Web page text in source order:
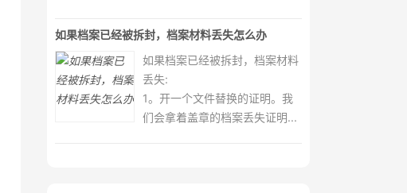
如果档案已经被拆封，档案材料丢失怎么办
如果档案已经被拆封，档案材料
丢失:
1。开一个文件替换的证明。我
们会拿着盖章的档案丢失证明...